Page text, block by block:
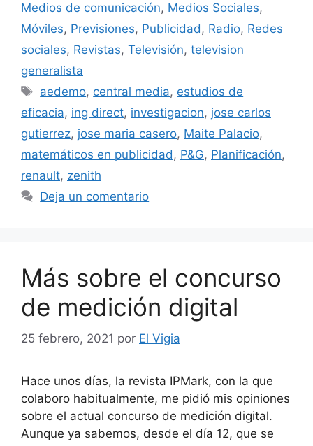
Medios de comunicación, Medios Sociales,
Móviles, Previsiones, Publicidad, Radio, Redes
sociales, Revistas, Televisión, television
generalista
Etiquetas
aedemo, central media, estudios de
eficacia, ing direct, investigacion, jose carlos
gutierrez, jose maria casero, Maite Palacio,
matemáticos en publicidad, P&G, Planificación,
renault, zenith
Deja un comentario
Más sobre el concurso
de medición digital
25 febrero, 2021 por El Vigia
Hace unos días, la revista IPMark, con la que
colaboro habitualmente, me pidió mis opiniones
sobre el actual concurso de medición digital.
Aunque ya sabemos, desde el día 12, que se